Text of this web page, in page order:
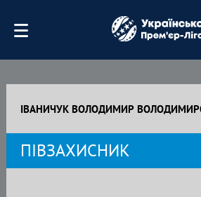
ІВАНИЧУК ВОЛОДИМИР
ПІВЗАХИСНИК